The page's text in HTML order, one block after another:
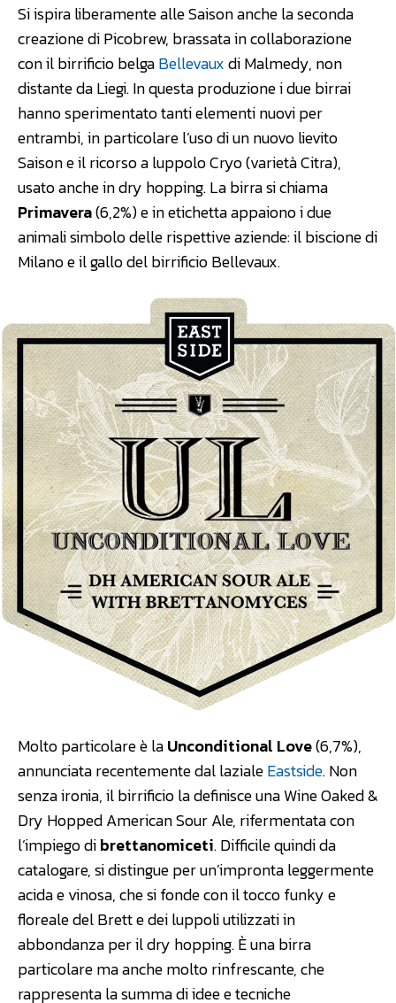
Si ispira liberamente alle Saison anche la seconda
creazione di Picobrew, brassata in collaborazione
con il birrificio belgaBellevauxdi Malmedy, non
distante da Liegi. In questa produzione i due birrai
hanno sperimentato tanti elementi nuovi per
entrambi, in particolare l’uso di un nuovo lievito
Saison e il ricorso a luppolo Cryo (varietà Citra),
usato anche in dry hopping. La birra si chiama
Primavera(6,2%) e in etichetta appaiono i due
animali simbolo delle rispettive aziende: il biscione di
Milano e il gallo del birrificio Bellevaux.
Molto particolare è laUnconditional Love(6,7%),
annunciata recentemente dal lazialeEastside. Non
senza ironia, il birrificio la definisce una Wine Oaked &
Dry Hopped American Sour Ale, rifermentata con
l’impiego dibrettanomiceti. Difficile quindi da
catalogare, si distingue per un’impronta leggermente
acida e vinosa, che si fonde con il tocco funky e
floreale del Brett e dei luppoli utilizzati in
abbondanza per il dry hopping. È una birra
particolare ma anche molto rinfrescante, che
rappresenta la summa di idee e tecniche